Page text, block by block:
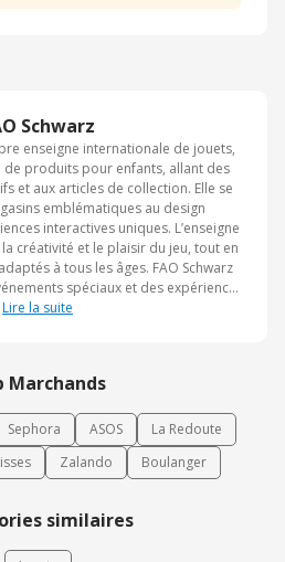
Schwarz
enseigne internationale de jouets,
produits pour enfants, allant des
et aux articles de collection. Elle se
emblématiques au design
interactives uniques. L’enseigne
créativité et le plaisir du jeu, tout en
à tous les âges. FAO Schwarz
spéciaux et des expériences
Elle est reconnue mondialement
Lire la suite
Marchands
Sephora ASOS
La Redoute
Zalando Boulanger
similaires